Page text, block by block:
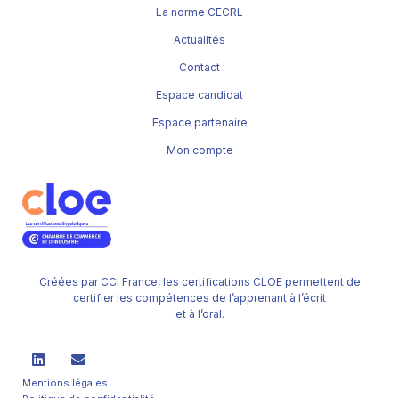
Créées par CCI France, les certifications CLOE permettent de
certifier les compétences de l’apprenant à l’écrit
et à l’oral.
Mentions légales
La norme CECRL
Actualités
Contact
Espace candidat
Espace partenaire
Mon compte